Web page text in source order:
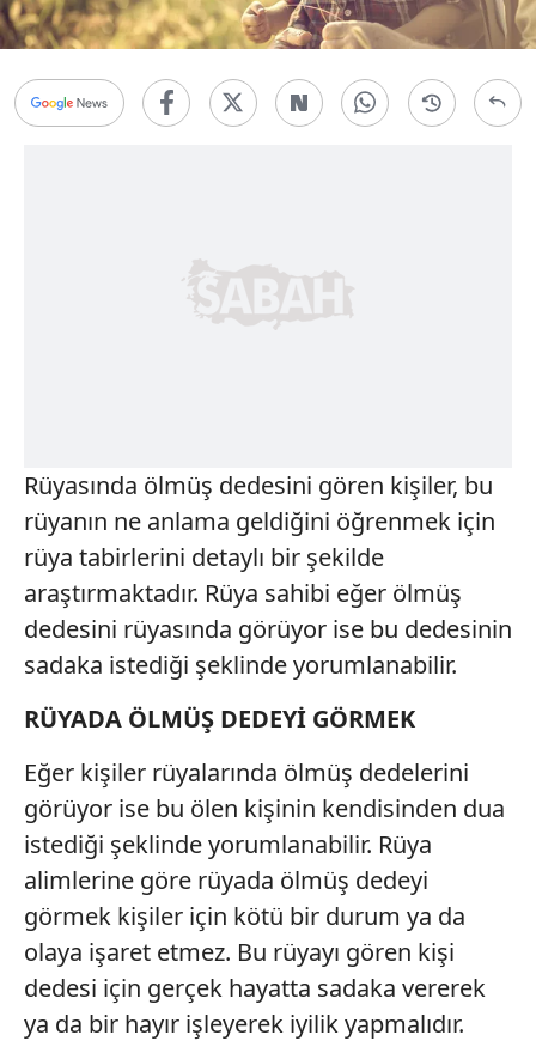
Rüyasında ölmüş dedesini gören kişiler, bu
rüyanın ne anlama geldiğini öğrenmek için
rüya tabirlerini detaylı bir şekilde
araştırmaktadır. Rüya sahibi eğer ölmüş
dedesini rüyasında görüyor ise bu dedesinin
sadaka istediği şeklinde yorumlanabilir.
RÜYADA ÖLMÜŞ DEDEYİ GÖRMEK
Eğer kişiler rüyalarında ölmüş dedelerini
görüyor ise bu ölen kişinin kendisinden dua
istediği şeklinde yorumlanabilir. Rüya
alimlerine göre rüyada ölmüş dedeyi
görmek kişiler için kötü bir durum ya da
olaya işaret etmez. Bu rüyayı gören kişi
dedesi için gerçek hayatta sadaka vererek
ya da bir hayır işleyerek iyilik yapmalıdır.